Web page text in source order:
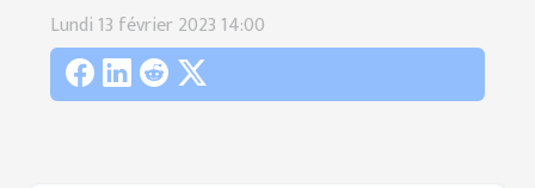
Lundi 13 février 2023 14:00